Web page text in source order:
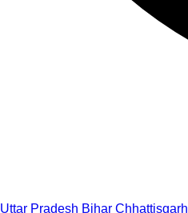
Uttar Pradesh Bihar Chhattisgarh